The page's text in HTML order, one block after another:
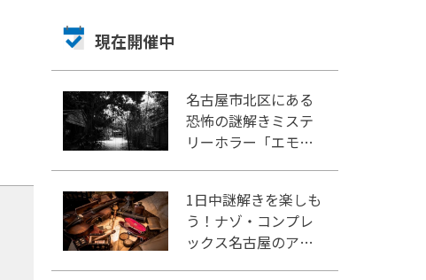
現在開催中
名古屋市北区にある
恐怖の謎解きミステ
リーホラー「エモい
1日中謎解きを楽しも
う！ナゾ・コンプレ
ックス名古屋のアク